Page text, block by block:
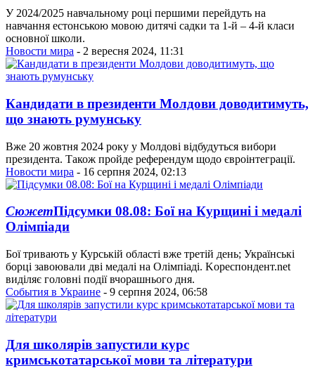
У 2024/2025 навчальному році першими перейдуть на
навчання естонською мовою дитячі садки та 1-й – 4-й класи
основної школи.
Новости мира - 2 вересня 2024, 11:31
Кандидати в президенти Молдови доводитимуть,
що знають румунську
Вже 20 жовтня 2024 року у Молдові відбудуться вибори
президента. Також пройде референдум щодо євроінтеграції.
Новости мира - 16 серпня 2024, 02:13
СюжетПідсумки 08.08: Бої на Курщині і медалі
Олімпіади
Бої тривають у Курській області вже третій день; Українські
борці завоювали дві медалі на Олімпіаді. Kореспондент.net
виділяє головні події вчорашнього дня.
События в Украине - 9 серпня 2024, 06:58
Для школярів запустили курс
кримськотатарської мови та літератури